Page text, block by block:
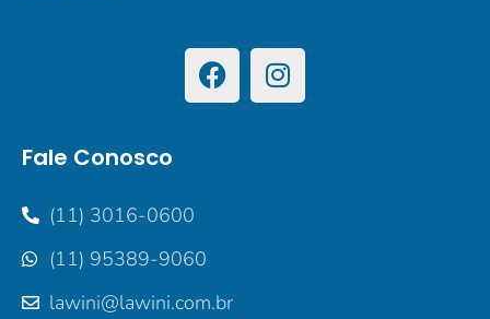
Fale Conosco
(11) 3016-0600
(11) 95389-9060
lawini@lawini.com.br